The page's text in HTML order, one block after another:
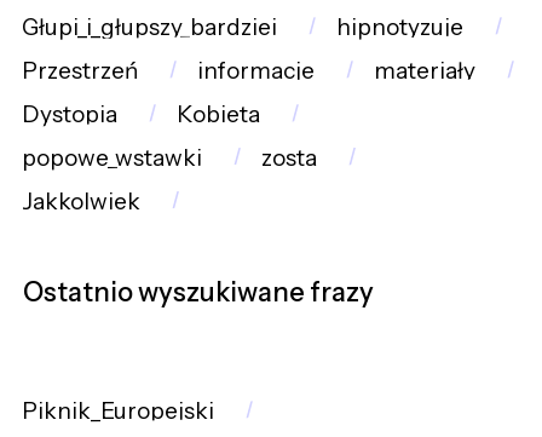
Głupi_i_głupszy_bardziej
hipnotyzuje
Przestrzeń
informacje
materiały
Dystopia
Kobieta
popowe_wstawki
zosta
Jakkolwiek
Ostatnio wyszukiwane frazy
Piknik_Europejski